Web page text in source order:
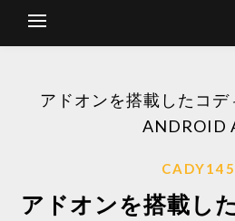
アドオンを搭載したコデ
ANDROID
アドオンを搭載し